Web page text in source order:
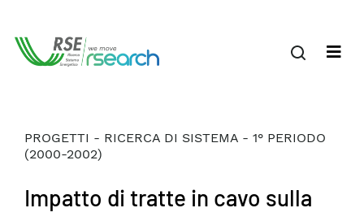
PROGETTI - RICERCA DI SISTEMA - 1° PERIODO
(2000-2002)
Impatto di tratte in cavo sulla